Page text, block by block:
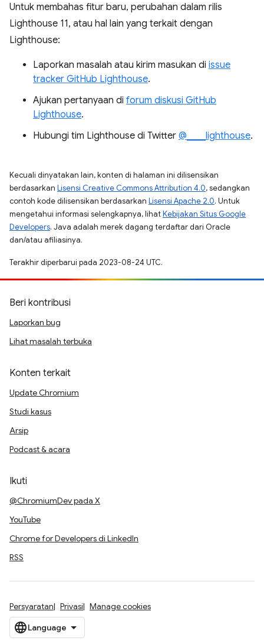
Untuk membahas fitur baru, perubahan dalam rilis
Lighthouse 11, atau hal lain yang terkait dengan
Lighthouse:
Laporkan masalah atau kirim masukan di issue
tracker GitHub Lighthouse.
Ajukan pertanyaan di forum diskusi GitHub
Lighthouse.
Hubungi tim Lighthouse di Twitter @____lighthouse.
Kecuali dinyatakan lain, konten di halaman ini dilisensikan
berdasarkan Lisensi Creative Commons Attribution 4.0, sedangkan
contoh kode dilisensikan berdasarkan Lisensi Apache 2.0. Untuk
mengetahui informasi selengkapnya, lihatKebijakan Situs Google
Developers. Java adalah merek dagang terdaftar dari Oracle
dan/atau afiliasinya.
Terakhir diperbarui pada 2023-08-24 UTC.
Beri kontribusi
Laporkan bug
Lihat masalah terbuka
Konten terkait
Update Chromium
Studi kasus
Arsip
Podcast & acara
Ikuti
@ChromiumDev pada X
YouTube
Chrome for Developers di LinkedIn
RSS
Persyaratan Privasi Manage cookies